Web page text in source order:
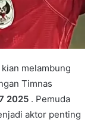
melambung
Timnas
2025 . Pemuda
aktor penting